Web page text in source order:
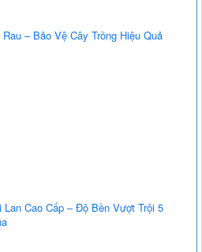
– Bảo Vệ Cây Trồng Hiệu Quả
Lan Cao Cấp – Độ Bền Vượt Trội 5